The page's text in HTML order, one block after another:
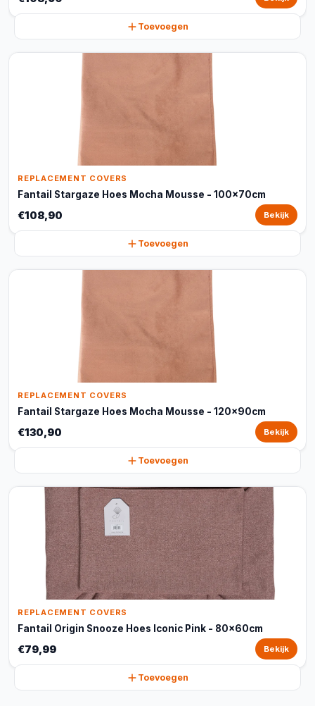
Toevoegen
REPLACEMENT COVERS
Fantail Stargaze Hoes Mocha Mousse - 100x70cm
€108,90 Bekijk
Toevoegen
REPLACEMENT COVERS
Fantail Stargaze Hoes Mocha Mousse - 120x90cm
€130,90 Bekijk
Toevoegen
REPLACEMENT COVERS
Fantail Origin Snooze Hoes Iconic Pink - 80x60cm
€79,99 Bekijk
Toevoegen